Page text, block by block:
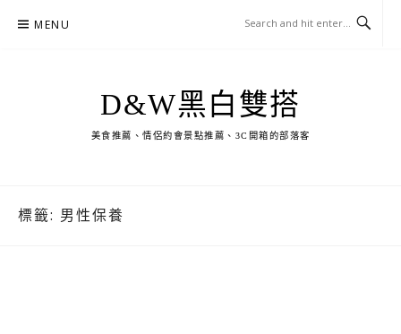
MENU
D&W黑白雙搭
美食推薦、情侶約會景點推薦、3C開箱的部落客
標籤: 男性保養